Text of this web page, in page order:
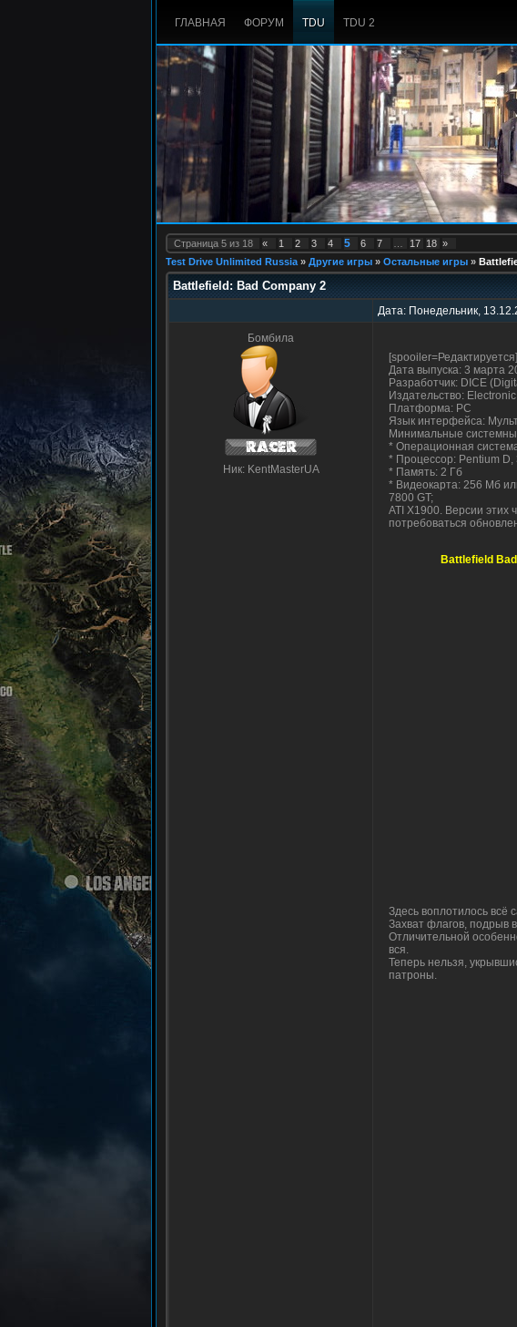
ГЛАВНАЯ ФОРУМ TDU TDU 2
Страница 5 из 18 « 1 2 3 4 5 6 7 17 18 »
Test Drive Unlimited Russia » Другие игры » Остальные игры »
Battlefield: Bad Company 2
Дата: Понедельник,
Бомбила
Ник: KentMasterUA
Дата выпуска: 3 марта
Разработчик: DICE
Издательство:
Платформа: PC
Язык интерфейса:
Минимальные
* Операционная
* Процессор: Pentium D,
* Память: 2 Гб
* Видеокарта: 256 Мб
7800 GT;
ATI X1900. Версии этих
потребоваться
Battlefield
Здесь воплотилось всё
Захват флагов, подрыв
Отличительной
вся.
Теперь нельзя,
патроны.